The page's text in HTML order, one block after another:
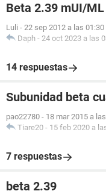
Beta 2.39 mUI/ML
Luli - 22 sep 2012 a las 01:30
Daph - 24 oct 2023 a las
14 respuestas
Subunidad beta
pao22780 - 18 mar 2015 a
Tiare20 - 15 feb 2020 a
7 respuestas
beta 2.39